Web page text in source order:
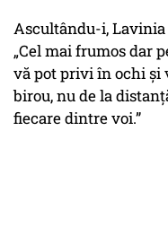
Ascultându-i, Lavinia
„Cel mai frumos dar
vă pot privi în ochi și
birou, nu de la
fiecare dintre voi.”